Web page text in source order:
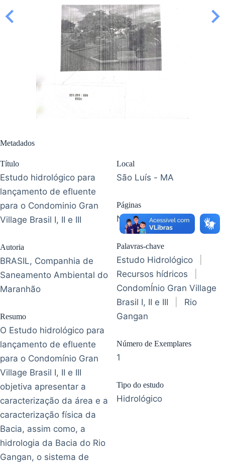
Metadados
Título
Estudo hidrológico para
lançamento de efluente
para o Condominio Gran
Village Brasil I, II e III
Autoria
BRASIL, Companhia de
Saneamento Ambiental do
Maranhão
Resumo
O Estudo hidrológico para
lançamento de efluente
para o Condomínio Gran
Village Brasil I, II e III
objetiva apresentar a
caracterização da área e a
caracterização física da
Bacia, assim como, a
hidrologia da Bacia do Rio
Gangan, o sistema de
Local
São Luís - MA
Páginas
Não paginado
Palavras-chave
Estudo Hidrológico
Recursos hídricos
CondomÍnio Gran Village
Brasil I, II e III
Rio
Gangan
Número de Exemplares
1
Tipo do estudo
Hidrológico